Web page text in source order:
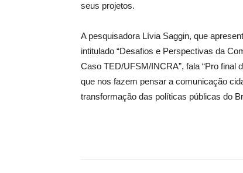
seus projetos.
A pesquisadora Lívia Saggin, que
intitulado “Desafios e Perspectivas da
Caso TED/UFSM/INCRA”, fala “Pro final
que nos fazem pensar a comunicação
transformação das políticas públicas do